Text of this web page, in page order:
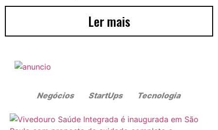
Ler mais